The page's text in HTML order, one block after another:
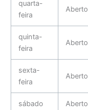
quarta-
feira
Aberto
quinta-
feira
Aberto
sexta-
feira
Aberto
sábado Aberto